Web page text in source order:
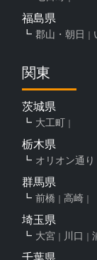
福島県
郡山・朝日
関東
茨城県
大工町
栃木県
オリオン通り
群馬県
前橋 高崎
埼玉県
大宮 川口